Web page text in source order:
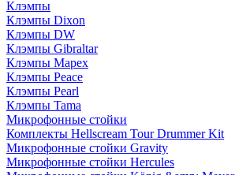
Клэмпы
Клэмпы Dixon
Клэмпы DW
Клэмпы Gibraltar
Клэмпы Mapex
Клэмпы Peace
Клэмпы Pearl
Клэмпы Tama
Микрофонные стойки
Комплекты Hellscream Tour Drummer Kit
Микрофонные стойки Gravity
Микрофонные стойки Hercules